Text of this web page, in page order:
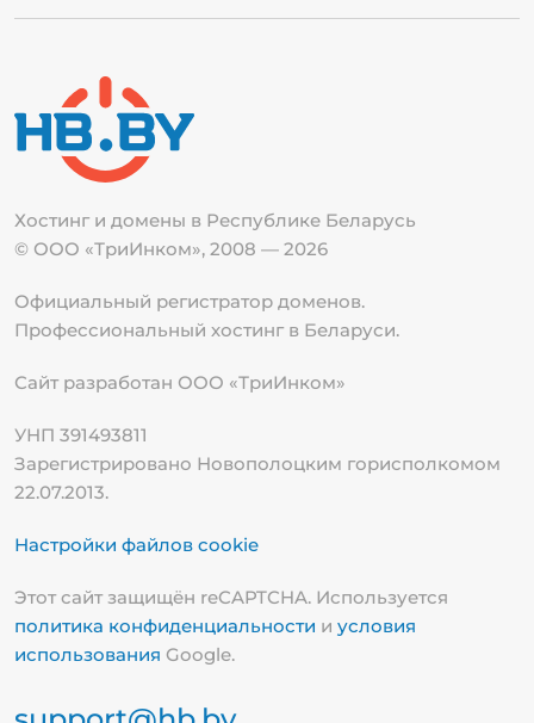
Хостинг и домены в Республике Беларусь
© ООО «ТриИнком», 2008 — 2026
Официальный регистратор доменов.
Профессиональный хостинг в Беларуси.
Сайт разработан ООО «ТриИнком»
УНП 391493811
Зарегистрировано Новополоцким горисполкомом
22.07.2013.
Настройки файлов cookie
Этот сайт защищён reCAPTCHA. Используется
политика конфиденциальности и условия
использования Google.